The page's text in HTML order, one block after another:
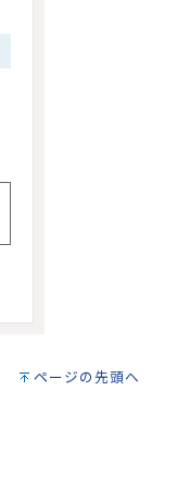
ページの先頭へ